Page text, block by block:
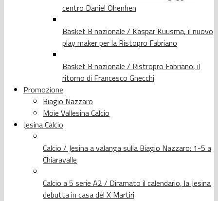
centro Daniel Ohenhen
Basket B nazionale / Kaspar Kuusma, il nuovo
play maker per la Ristopro Fabriano
Basket B nazionale / Ristropro Fabriano, il
ritorno di Francesco Gnecchi
Promozione
Biagio Nazzaro
Moie Vallesina Calcio
Jesina Calcio
Calcio / Jesina a valanga sulla Biagio Nazzaro: 1-5 a
Chiaravalle
Calcio a 5 serie A2 / Diramato il calendario, la Jesina
debutta in casa del X Martiri